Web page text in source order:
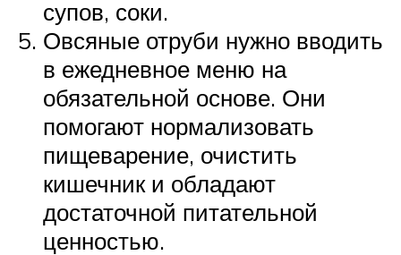
супов, соки.
Овсяные отруби нужно вводить
в ежедневное меню на
обязательной основе. Они
помогают нормализовать
пищеварение, очистить
кишечник и обладают
достаточной питательной
ценностью.